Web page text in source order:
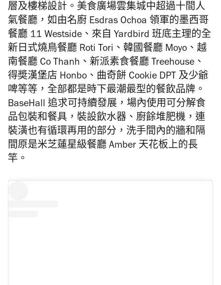
層及樓梯設計。美食廣場雲集城中超過十間人
氣餐廳，如由名廚 Esdras Ochoa 領軍的墨西哥
餐廳 11 Westside、來自 Yardbird 班底主理的全
新日式燒鳥餐廳 Roti Tori、韓國餐廳 Moyo、越
南餐廳 Co Thanh、新派素食餐廳 Treehouse、
得奬漢堡店 Honbo、曲奇餅 Cookie DPT 及少爺
啤等等，全部都是時下最潮最型的餐飲品牌。
BaseHall 追求可持續發展，場內使用可分解食
品包裝和餐具，裝設飲水器、廚餘堆肥機，連
裝潢也有循環再用的部分，洗手間內的牆和隔
間原是米芝蓮星級餐廳 Amber 天花板上的長
竿。